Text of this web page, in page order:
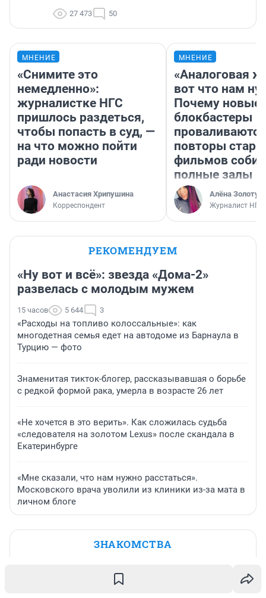
27 473 50
МНЕНИЕ
«Снимите это
немедленно»:
журналистке НГС
пришлось раздеться,
чтобы попасть в суд, —
на что можно пойти
ради новости
Анастасия Хрипушина
Корреспондент
МНЕНИЕ
«Аналоговая
вот что нам
Почему новые
блокбастеры
повторы
фильмов
полные залы
Алёна
Журналист НГС
РЕКОМЕНДУЕМ
«Ну вот и всё»: звезда «Дома-2»
развелась с молодым мужем
15 часов 5 644 3
«Расходы на топливо колоссальные»: как
многодетная семья едет на автодоме из Барнаула в
Турцию — фото
Знаменитая тикток-блогер, рассказывавшая о борьбе
с редкой формой рака, умерла в возрасте 26 лет
«Не хочется в это верить». Как сложилась судьба
«следователя на золотом Lexus» после скандала в
Екатеринбурге
«Мне сказали, что нам нужно расстаться».
Московского врача уволили из клиники из-за мата в
личном блоге
ЗНАКОМСТВА